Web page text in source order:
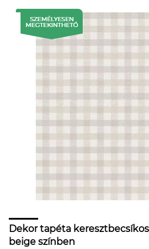
Dekor tapéta
beige színben